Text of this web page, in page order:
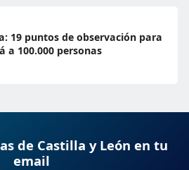
19 puntos de observación para
a 100.000 personas
de Castilla y León en tu
email